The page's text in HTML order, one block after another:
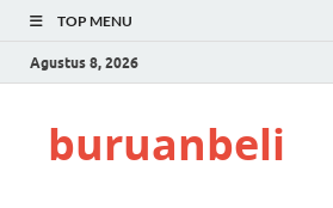
TOP MENU
Agustus 8, 2026
buruanbeli